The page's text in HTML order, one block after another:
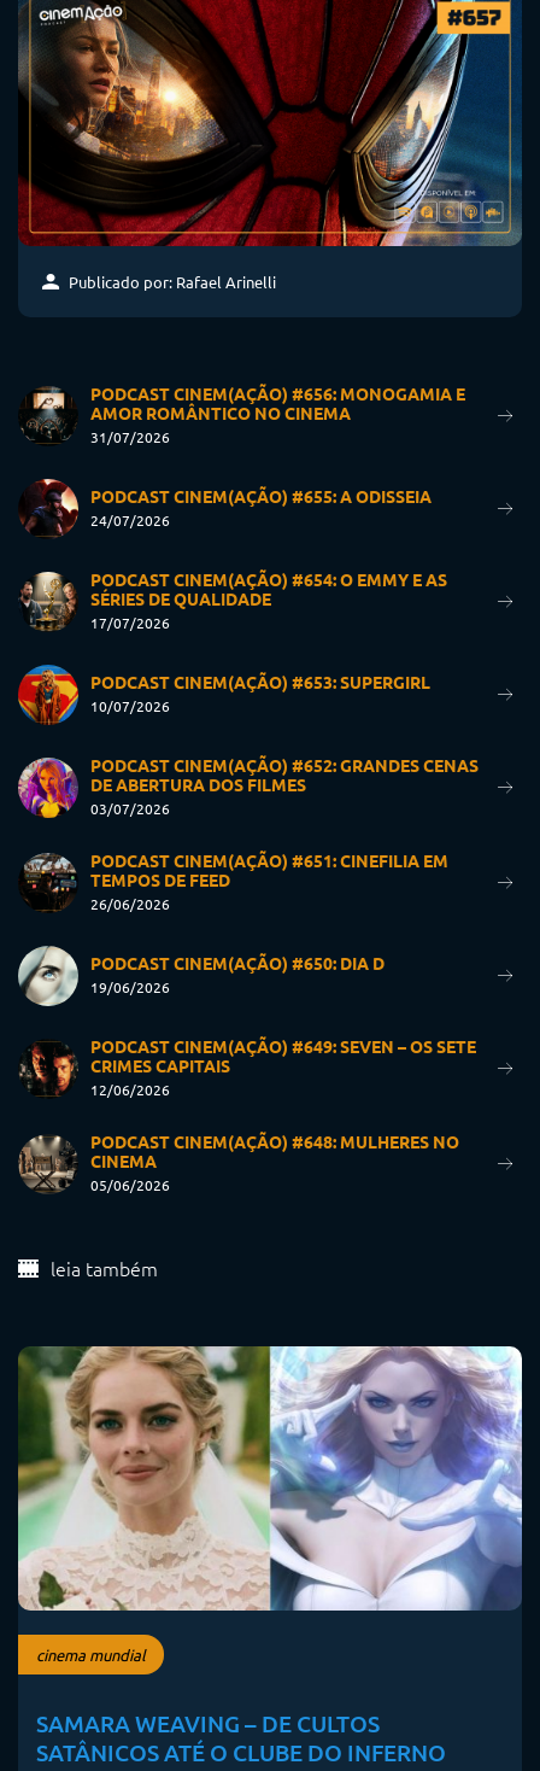
Publicado por: Rafael Arinelli
PODCAST CINEM(AÇÃO) #656: MONOGAMIA E
AMOR ROMÂNTICO NO CINEMA
31/07/2026
PODCAST CINEM(AÇÃO) #655: A ODISSEIA
24/07/2026
PODCAST CINEM(AÇÃO) #654: O EMMY E AS
SÉRIES DE QUALIDADE
17/07/2026
PODCAST CINEM(AÇÃO) #653: SUPERGIRL
10/07/2026
PODCAST CINEM(AÇÃO) #652: GRANDES CENAS
DE ABERTURA DOS FILMES
03/07/2026
PODCAST CINEM(AÇÃO) #651: CINEFILIA EM
TEMPOS DE FEED
26/06/2026
PODCAST CINEM(AÇÃO) #650: DIA D
19/06/2026
PODCAST CINEM(AÇÃO) #649: SEVEN – OS SETE
CRIMES CAPITAIS
12/06/2026
PODCAST CINEM(AÇÃO) #648: MULHERES NO
CINEMA
05/06/2026
leia também
cinema mundial
SAMARA WEAVING – DE CULTOS
SATÂNICOS ATÉ O CLUBE DO INFERNO